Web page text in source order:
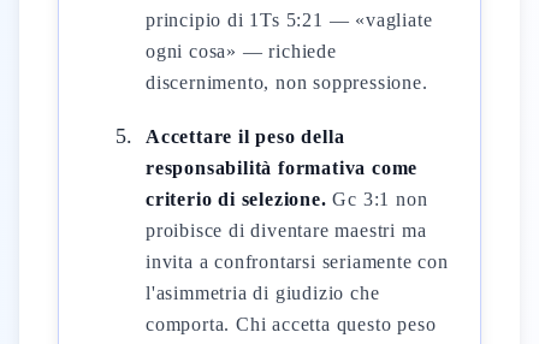
principio di 1Ts 5:21 — «vagliate
ogni cosa» — richiede
discernimento, non soppressione.
Accettare il peso della
responsabilità formativa come
criterio di selezione. Gc 3:1 non
proibisce di diventare maestri ma
invita a confrontarsi seriamente con
l'asimmetria di giudizio che
comporta. Chi accetta questo peso